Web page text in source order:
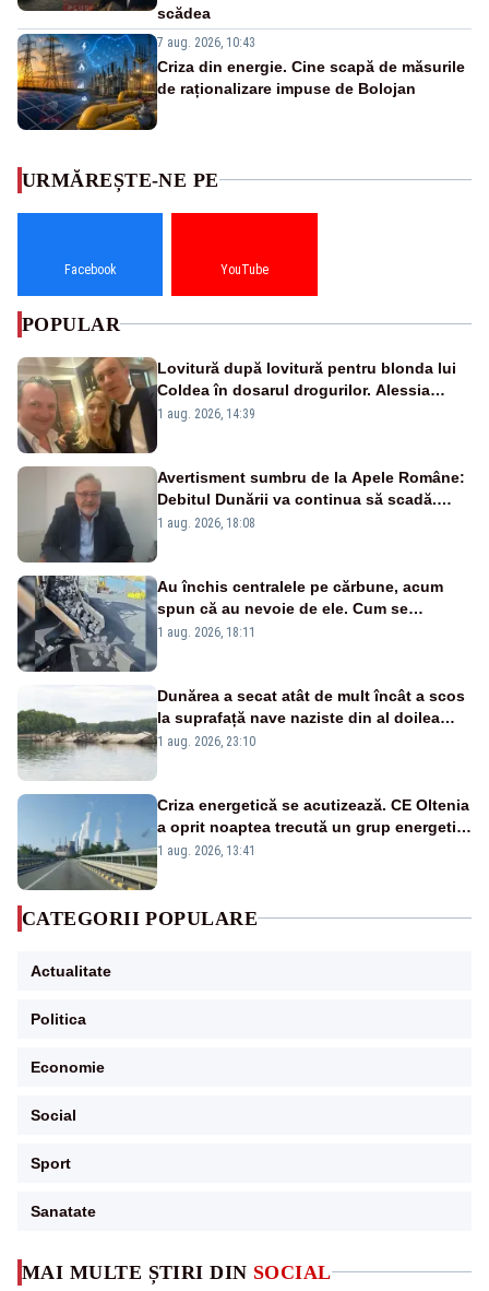
scădea
7 aug. 2026, 10:43
Criza din energie. Cine scapă de măsurile
de raționalizare impuse de Bolojan
MAI MULTE ȘTIRI DIN SOCIAL
URMĂREȘTE-NE PE
Facebook YouTube
POPULAR
Lovitură după lovitură pentru blonda lui
Coldea în dosarul drogurilor. Alessia
Păcuraru explică decizia magistraților
1 aug. 2026, 14:39
Avertisment sumbru de la Apele Române:
Debitul Dunării va continua să scadă.
Cernavodă s-ar putea închide în 4 zile
1 aug. 2026, 18:08
Au închis centralele pe cărbune, acum
spun că au nevoie de ele. Cum se
pasează vina în plină criză energetică
1 aug. 2026, 18:11
Dunărea a secat atât de mult încât a scos
la suprafață nave naziste din al doilea
război mondial
1 aug. 2026, 23:10
Criza energetică se acutizează. CE Oltenia
a oprit noaptea trecută un grup energetic
de la Rovinari
1 aug. 2026, 13:41
CATEGORII POPULARE
Actualitate
Politica
Economie
Social
Sport
Sanatate